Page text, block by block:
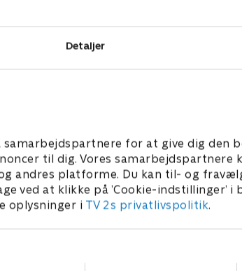
Detaljer
for at give dig den
til dig. Vores samarbejdspartnere
andres platforme. Du kan til- og
ved at klikke på ’Cookie-indstillinger’ i
oplysninger i TV 2s privatlivspolitik.
elsker at
et
plads til at
Toju på 11 og Bolu på 8 år